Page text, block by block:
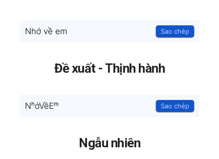
Nhớ về em Sao chép
Đề xuất - Thịnh hành
NʰớVềEᵐ Sao chép
Ngẫu nhiên